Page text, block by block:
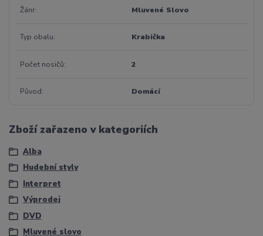
Žánr Mluvené Slovo
Typ obalu Krabička
Počet nosičů 2
Původ Domácí
Zboží zařazeno v kategoriích
Alba
Hudební styly
Interpret
Výprodej
DVD
Mluvené slovo